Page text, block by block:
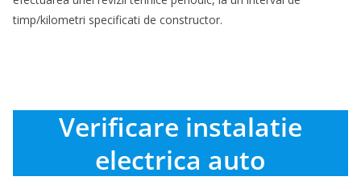
timp/kilometri specificati de constructor.
Verificare instalatie
electrica auto